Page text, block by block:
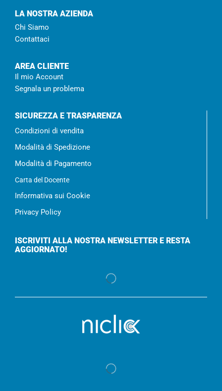
LA NOSTRA AZIENDA
Chi Siamo
Contattaci
AREA CLIENTE
Il mio Account
Segnala un problema
SICUREZZA E TRASPARENZA
Condizioni di vendita
Modalità di Spedizione
Modalità di Pagamento
Carta del Docente
Informativa sui Cookie
Privacy Policy
ISCRIVITI ALLA NOSTRA NEWSLETTER E RESTA
AGGIORNATO!